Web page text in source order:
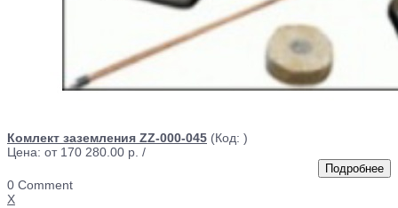
Комлект заземления ZZ-000-045 (Код: )
Цена: от 170 280.00 р. /
0 Comment
X